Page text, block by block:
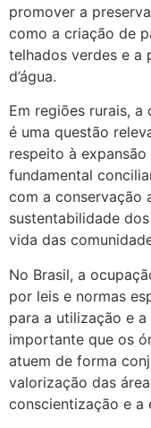
promover a
como a criação de
telhados verdes e a
d’água.
Em regiões rurais,
é uma questão
respeito à
fundamental
com a conservação
sustentabilidade
vida das
No Brasil, a
por leis e normas
para a utilização e a
importante que os
atuem de forma
valorização das
conscientização e a